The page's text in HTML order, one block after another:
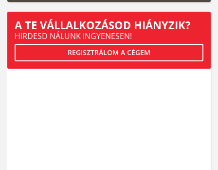
A TE VÁLLALKOZÁSOD HIÁNYZIK?
HIRDESD NÁLUNK INGYENESEN!
REGISZTRÁLOM A CÉGEM